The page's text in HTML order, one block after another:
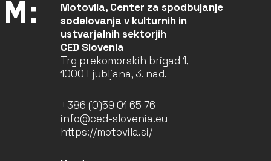
Motovila, Center za spodbujanje
sodelovanja v kulturnih in
ustvarjalnih sektorjih
CED Slovenia
Trg prekomorskih brigad 1,
1000 Ljubljana, 3. nad.
+386 (0)59 01 65 76
info@ced-slovenia.eu
https://motovila.si/